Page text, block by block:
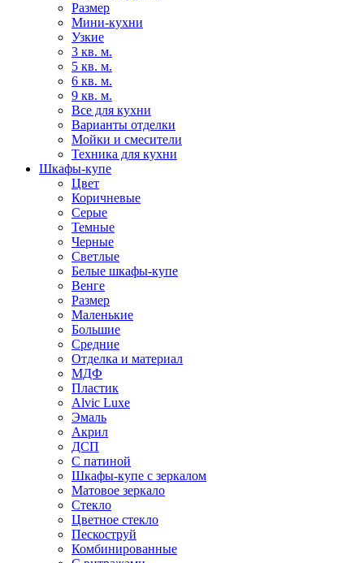
Размер
Мини-кухни
Узкие
3 кв. м.
5 кв. м.
6 кв. м.
9 кв. м.
Все для кухни
Варианты отделки
Мойки и смесители
Техника для кухни
Шкафы-купе
Цвет
Коричневые
Серые
Темные
Черные
Светлые
Белые шкафы-купе
Венге
Размер
Маленькие
Большие
Средние
Отделка и материал
МДФ
Пластик
Alvic Luxe
Эмаль
Акрил
ДСП
С патиной
Шкафы-купе с зеркалом
Матовое зеркало
Стекло
Цветное стекло
Пескоструй
Комбинированные